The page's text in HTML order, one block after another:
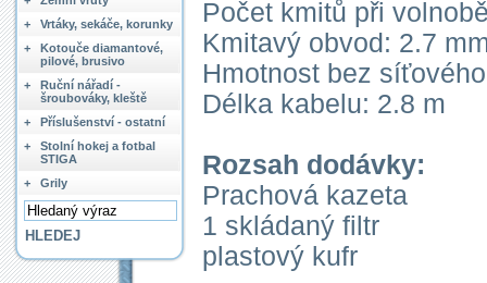
Počet kmitů při
Kmitavý obvod: 2.7
Hmotnost bez
Délka kabelu: 2.8 m
Rozsah dodávky:
Prachová kazeta
1 skládaný filtr
plastový kufr
+
Vrtáky, sekáče, korunky
+
Kotouče diamantové,
pilové, brusivo
+
Ruční nářadí -
šroubováky, kleště
+
Příslušenství - ostatní
+
Stolní hokej a fotbal
STIGA
+
Grily